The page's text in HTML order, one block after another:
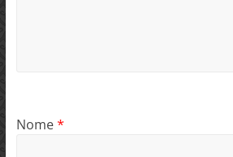
Nome*